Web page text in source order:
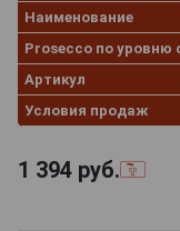
Наименование
Prosecco по уровню
Артикул
Условия продаж
1 394 руб.